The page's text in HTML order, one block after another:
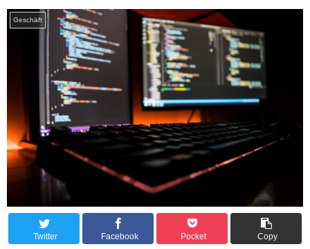
Geschäft
Twitter Facebook Pocket Copy